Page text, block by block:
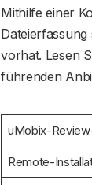
Mithilfe einer
vorhat. Lesen
führenden
uMobix-
Remote-